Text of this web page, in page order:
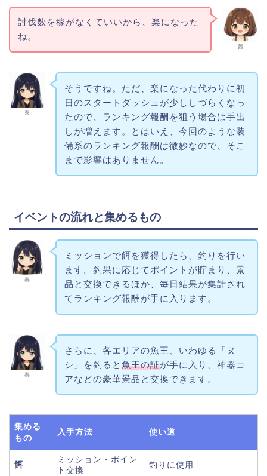
茜
討伐数を稼がなくていいから、楽になった
ね。
奏
そうですね。ただ、楽になった代わりに初
日のスタートダッシュが少ししづらくなっ
たので、ランキング報酬を狙う場合は手出
しが増えます。とはいえ、今回のような装
備系のランキング報酬は微妙なので、そこ
まで影響はありません。
イベントの流れと集めるもの
奏
ミッションで餌を獲得したら、釣りを行い
ます。釣果に応じてポイントが貯まり、景
品と交換できるほか、毎日結果が集計され
てランキング報酬が手に入ります。
奏
さらに、各エリアの魚王、いわゆる「ヌ
シ」を釣ると 魚王の証が手に入り、神器コ
アなどの豪華景品と交換できます。
集める
もの
入手方法 使い道
餌
ミッション・ポイン
ト交換
釣りに使用